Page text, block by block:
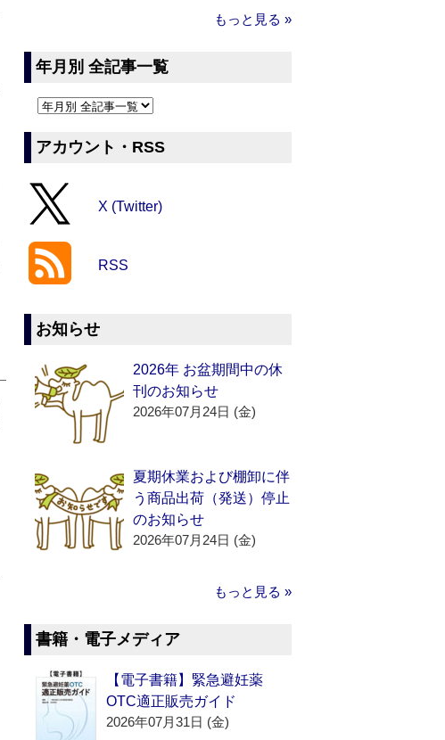
もっと見る »
年月別 全記事一覧
アカウント・RSS
X (Twitter)
RSS
お知らせ
2026年 お盆期間中の休
刊のお知らせ
2026年07月24日 (金)
夏期休業および棚卸に伴
う商品出荷（発送）停止
のお知らせ
2026年07月24日 (金)
もっと見る »
書籍・電子メディア
【電子書籍】緊急避妊薬
OTC適正販売ガイド
2026年07月31日 (金)